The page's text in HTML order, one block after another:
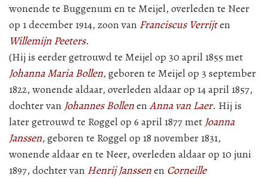
wonende te Buggenum en te Meijel, overleden te Neer
op 1 december 1914, zoon van Franciscus Verrijten
Willemijn Peeters.
(Hij is eerder getrouwd te Meijel op 30 april 1855 met
Johanna Maria Bollen, geboren te Meijel op 3 september
1822, wonende aldaar, overleden aldaar op 14 april 1857,
dochter van Johannes BollenenAnna van Laer. Hij is
later getrouwd te Roggel op 6 april 1877 met Joanna
Janssen, geboren te Roggel op 18 november 1831,
wonende aldaar en te Neer, overleden aldaar op 10 juni
1897, dochter van Henrij Janssenen Corneille